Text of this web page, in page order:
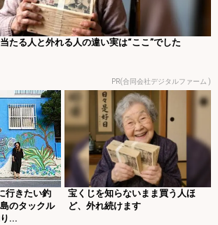
たる人と外れる人の違い実は“ここ”でした
PR(合同会社デジタルファーム )
行きたい釣
のタックル
...
宝くじを知らないまま買う人ほ
ど、外れ続けます